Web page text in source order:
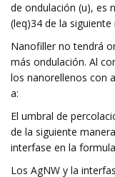
de ondulación (u), es
(leq)34 de la siguiente
Nanofiller no tendrá
más ondulación. Al
los nanorellenos con
a:
El umbral de
de la siguiente
interfase en la
Los AgNW y la